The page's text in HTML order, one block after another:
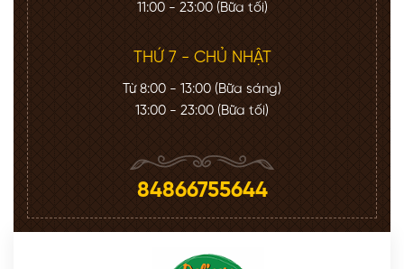
11:00 - 23:00 (Bữa tối)
THỨ 7 - CHỦ NHẬT
Từ 8:00 - 13:00 (Bữa sáng)
13:00 - 23:00 (Bữa tối)
84866755644